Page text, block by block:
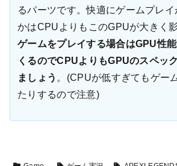
るパーツです。快適にゲームプレイ
かはCPUよりもこのGPUが大きく
ゲームをプレイする場合はGPU性
くるのでCPUよりもGPUのスペッ
ましょう 。(CPUが低すぎてもゲー
たりするので注意)